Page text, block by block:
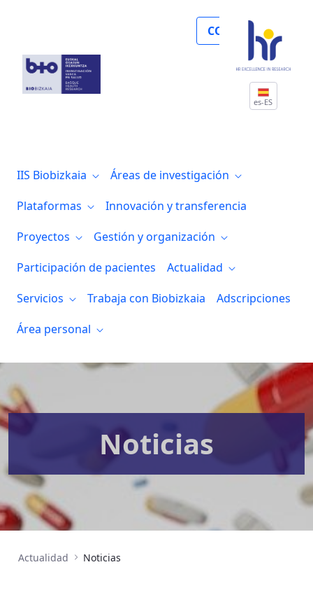
COLABORA
es-ES
IIS Biobizkaia
Áreas de investigación
Plataformas
Innovación y transferencia
Proyectos
Gestión y organización
Participación de pacientes
Actualidad
Servicios
Trabaja con Biobizkaia
Adscripciones
Área personal
Noticias
Actualidad Noticias